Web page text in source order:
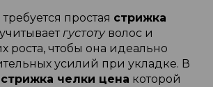
простая стрижка
густотуволос и
роста, чтобы она идеально
усилий при укладке. В
стрижка челки цена которой